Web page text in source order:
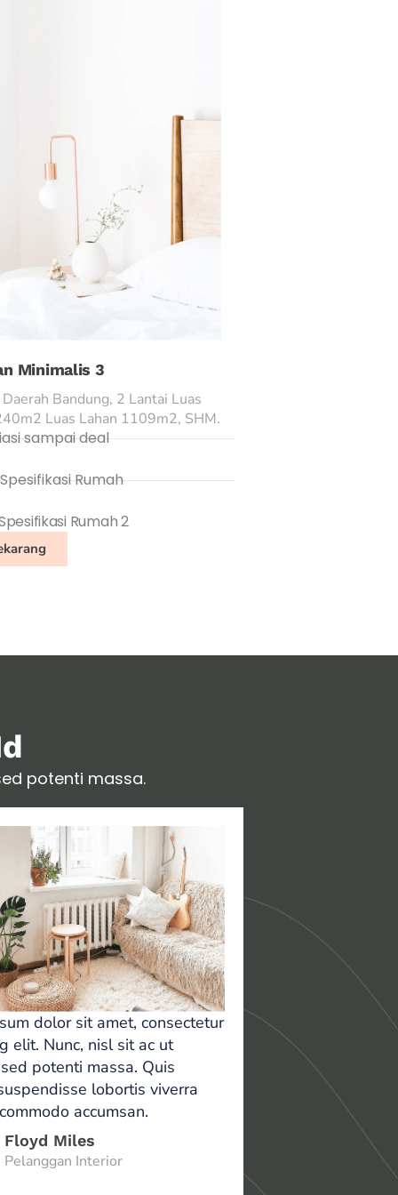
Minimalis 3
Bandung, 2 Lantai Luas
Luas Lahan 1109m2, SHM.
sampai deal
Rumah
Rumah 2
potenti massa.
dolor sit amet, consectetur
elit. Nunc, nisl sit ac ut
potenti massa. Quis
lobortis viverra
accumsan.
Floyd Miles
Pelanggan Interior